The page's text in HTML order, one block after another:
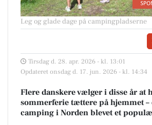
Leg og glade dage på campingpladserne
Tirsdag d. 28. apr. 2026 - kl. 13:01
Opdateret onsdag d. 17. jun. 2026 - kl. 14:34
Flere danskere vælger i disse år at
sommerferie tættere på hjemmet –
camping i Norden blevet et